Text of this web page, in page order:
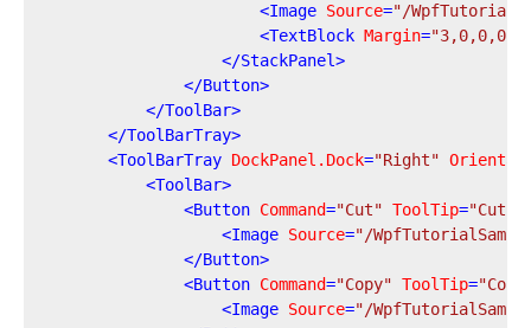
<Image Source="/
<TextBlock Margin="3,0,0,0"
</StackPanel>
</Button>
</ToolBar>
</ToolBarTray>
<ToolBarTray DockPanel.Dock="Right"
<ToolBar>
<Button Command="Cut" ToolTip="Cut
<Image Source="/
</Button>
<Button Command="Copy" ToolTip=
<Image Source="/